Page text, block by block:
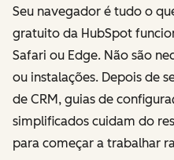
Seu navegador é tudo o
gratuito da HubSpot
Safari ou Edge. Não são
ou instalações. Depois de
de CRM, guias de
simplificados cuidam do
para começar a trabalhar